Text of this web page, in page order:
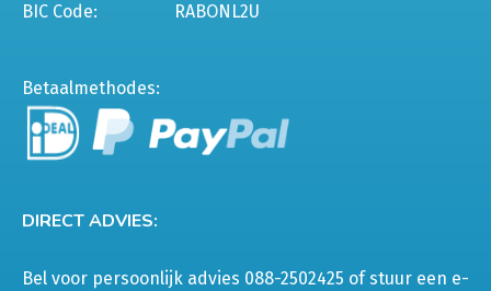
BIC Code:
RABONL2U
Betaalmethodes:
DIRECT ADVIES:
Bel voor persoonlijk advies 088-2502425 of stuur een e-